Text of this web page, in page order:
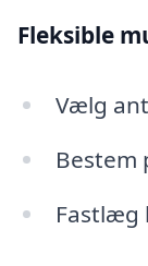
Fleksible
Vælg
Bestem
Fastlæg